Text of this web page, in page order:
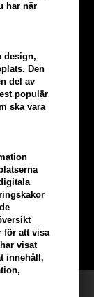
har när
design,
Den
del av
populär
ska vara
för att visa
visat
innehåll,
din
du handlar